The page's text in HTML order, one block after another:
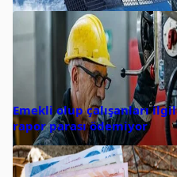
Emekli olup çalışanları
rapor parası ödemiyor